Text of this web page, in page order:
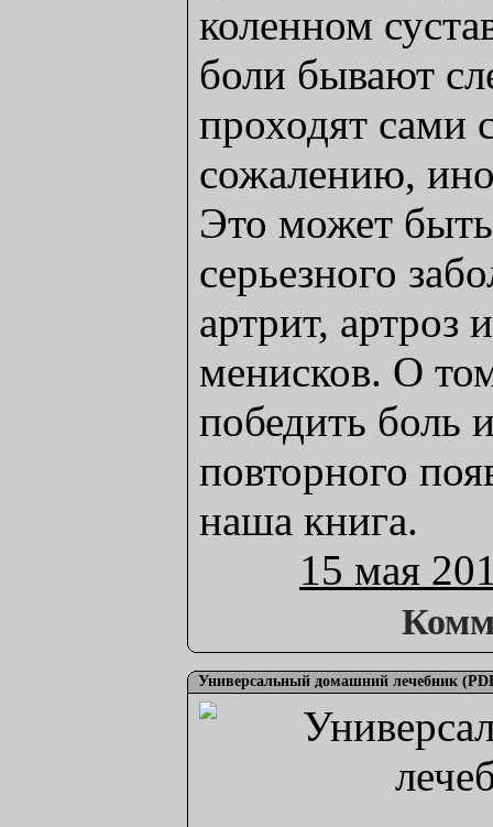
коленном
боли бывают
проходят сами
сожалению,
Это может
серьезного
артрит, артроз
менисков. О
победить боль
повторного
наша книга.
15 мая
Универсальный домашний лечебник